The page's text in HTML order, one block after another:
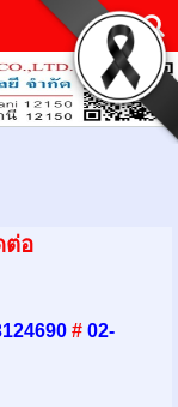
ต่อ
# 02-